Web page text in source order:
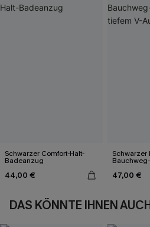
Schwarzer Comfort-Halt-
Badeanzug
44,00 €
Schwarzer
47,00 €
DAS KÖNNTE IHNEN